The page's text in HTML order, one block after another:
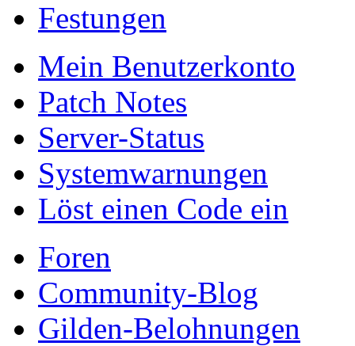
Festungen
Mein Benutzerkonto
Patch Notes
Server-Status
Systemwarnungen
Löst einen Code ein
Foren
Community-Blog
Gilden-Belohnungen